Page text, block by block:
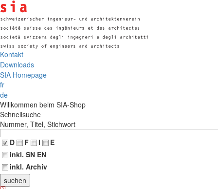
Kontakt
Downloads
SIA Homepage
fr
de
Willkommen beim SIA-Shop
Schnellsuche
Nummer, Titel, Stichwort
D
F I
E
inkl. SN EN
inkl. Archiv